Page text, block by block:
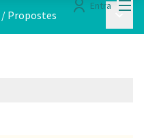
Entra
/ Propostes